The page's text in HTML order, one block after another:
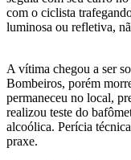
com o ciclista
luminosa ou refletiva,
A vítima chegou a ser
Bombeiros, porém
permaneceu no local,
realizou teste do
alcoólica. Perícia
praxe.